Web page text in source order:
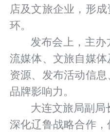
店及文旅企业，形
环。
发布会上，主
流媒体、文旅自媒
资源、发布活动信
品牌影响力。
大连文旅局副局
深化辽鲁战略合作